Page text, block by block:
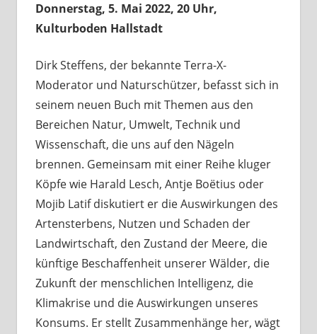
Donnerstag, 5. Mai 2022, 20 Uhr,
Kulturboden Hallstadt
Dirk Steffens, der bekannte Terra-X-
Moderator und Naturschützer, befasst sich in
seinem neuen Buch mit Themen aus den
Bereichen Natur, Umwelt, Technik und
Wissenschaft, die uns auf den Nägeln
brennen. Gemeinsam mit einer Reihe kluger
Köpfe wie Harald Lesch, Antje Boëtius oder
Mojib Latif diskutiert er die Auswirkungen des
Artensterbens, Nutzen und Schaden der
Landwirtschaft, den Zustand der Meere, die
künftige Beschaffenheit unserer Wälder, die
Zukunft der menschlichen Intelligenz, die
Klimakrise und die Auswirkungen unseres
Konsums. Er stellt Zusammenhänge her, wägt